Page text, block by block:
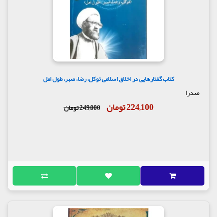
خدیجه سفارش فاطمه را به اسماء می کند
شدت علاقه امام حسین علیه السلام به رباب و
رباب در عزای امام حسین علیه السلام
سکینه جان قلب مرا آتش نزن
گفتار چهل و هفتم
عاشورا
شعارهای حسینی
اشک برای حسین علیه السلام
شجاعت ابا عبدلله علیه السلام
غیرت حسینی
کتاب گفتارهایی در اخلاق اسلامی توکل، رضا، صبر، طول امل
صدرا
224,100 تومان 249,000 تومان